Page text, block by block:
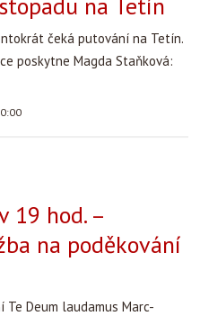
čeká putování na Tetín.
poskytne Magda Staňková:
19 hod. –
na poděkování
Te Deum laudamus Marc-